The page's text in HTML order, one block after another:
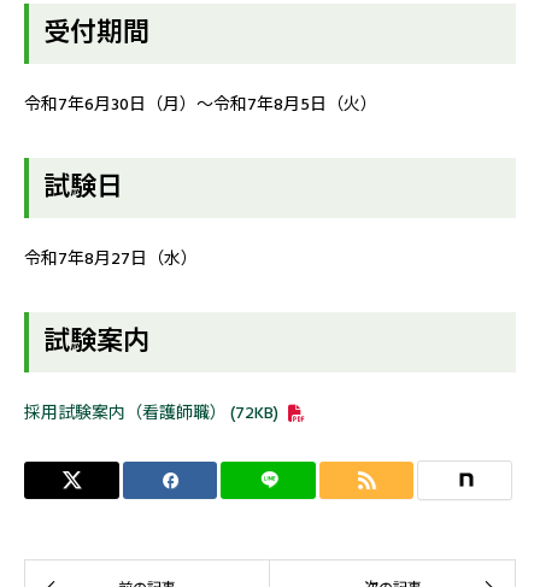
受付期間
令和7年6月30日（月）～令和7年8月5日（火）
試験日
令和7年8月27日（水）
試験案内
採用試験案内（看護師職） (72KB)